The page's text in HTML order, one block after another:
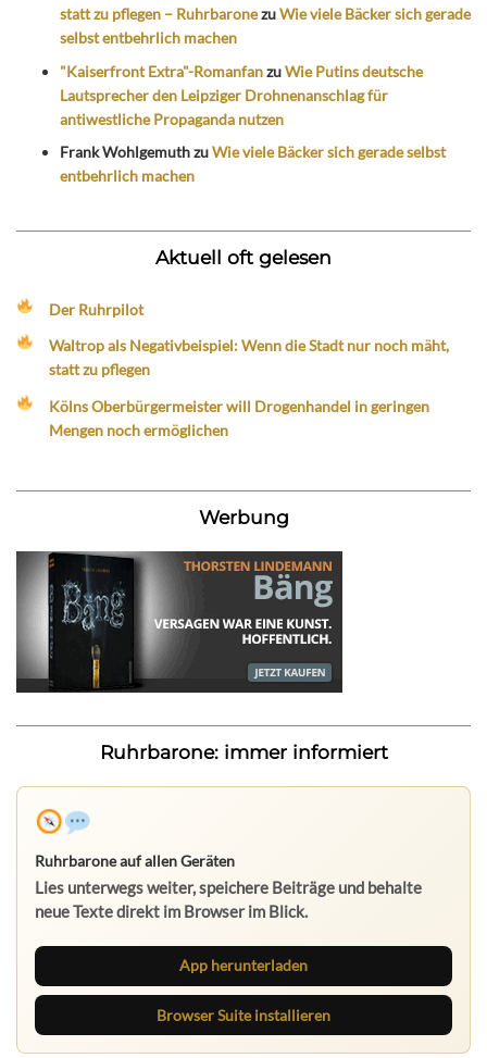
statt zu pflegen – RuhrbaronezuWie viele Bäcker sich gerade
selbst entbehrlich machen
"Kaiserfront Extra"-RomanfanzuWie Putins deutsche
Lautsprecher den Leipziger Drohnenanschlag für
antiwestliche Propaganda nutzen
Frank WohlgemuthzuWie viele Bäcker sich gerade selbst
entbehrlich machen
Aktuell oft gelesen
Der Ruhrpilot
Waltrop als Negativbeispiel: Wenn die Stadt nur noch mäht,
statt zu pflegen
Kölns Oberbürgermeister will Drogenhandel in geringen
Mengen noch ermöglichen
Werbung
Ruhrbarone: immer informiert
Ruhrbarone auf allen Geräten
Lies unterwegs weiter, speichere Beiträge und behalte
neue Texte direkt im Browser im Blick.
App herunterladen
Browser Suite installieren